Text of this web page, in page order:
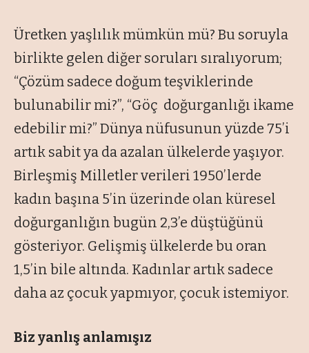
Üretken yaşlılık mümkün mü? Bu soruyla
birlikte gelen diğer soruları sıralıyorum;
“Çözüm sadece doğum teşviklerinde
bulunabilir mi?”, “Göç doğurganlığı ikame
edebilir mi?” Dünya nüfusunun yüzde 75’i
artık sabit ya da azalan ülkelerde yaşıyor.
Birleşmiş Milletler verileri 1950’lerde
kadın başına 5’in üzerinde olan küresel
doğurganlığın bugün 2,3’e düştüğünü
gösteriyor. Gelişmiş ülkelerde bu oran
1,5’in bile altında. Kadınlar artık sadece
daha az çocuk yapmıyor, çocuk istemiyor.
Biz yanlış anlamışız